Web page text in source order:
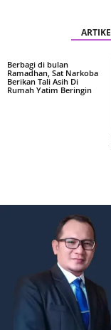
Berbagi di bulan
Ramadhan, Sat Narkoba
Berikan Tali Asih Di
Rumah Yatim Beringin